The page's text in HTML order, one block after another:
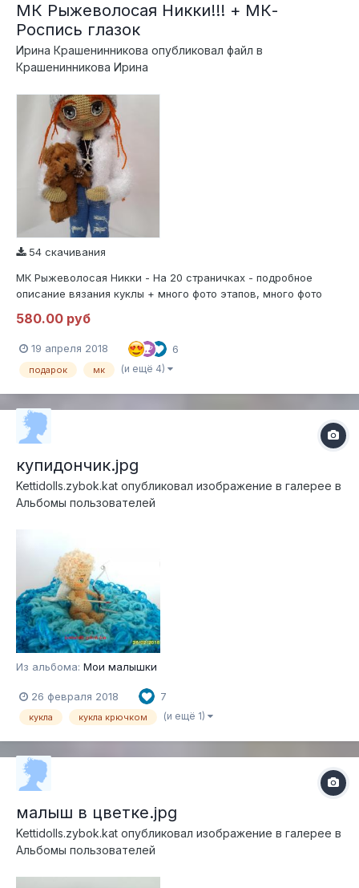
МК Рыжеволосая Никки!!! + МК-
Роспись глазок
Ирина Крашенинникова опубликовал файл в
Крашенинникова Ирина
54 скачивания
МК Рыжеволосая Никки - На 20 страничках - подробное
описание вязания куклы + много фото этапов, много фото
краткое описание как нарисовать глазки. Описание одежды
(топик, джинсы, курточка и слипы). Бонусом - к покупке МК
вязанию куклы, идёт под...
580.00 руб
19 апреля 2018 6
подарок мк (и ещё 4)
купидончик.jpg
Kettidolls.zybok.kat опубликовал изображение в галерее в
Альбомы пользователей
Из альбома: Мои малышки
26 февраля 2018 7
кукла кукла крючком (и ещё 1)
малыш в цветке.jpg
Kettidolls.zybok.kat опубликовал изображение в галерее в
Альбомы пользователей